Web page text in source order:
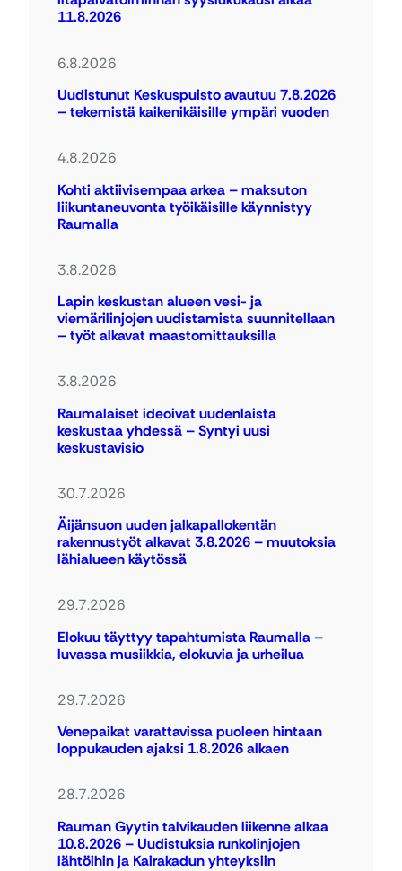
11.8.2026
6.8.2026
Uudistunut Keskuspuisto avautuu 7.8.2026
– tekemistä kaikenikäisille ympäri vuoden
4.8.2026
Kohti aktiivisempaa arkea – maksuton
liikuntaneuvonta työikäisille käynnistyy
Raumalla
3.8.2026
Lapin keskustan alueen vesi- ja
viemärilinjojen uudistamista suunnitellaan
– työt alkavat maastomittauksilla
3.8.2026
Raumalaiset ideoivat uudenlaista
keskustaa yhdessä – Syntyi uusi
keskustavisio
30.7.2026
Äijänsuon uuden jalkapallokentän
rakennustyöt alkavat 3.8.2026 – muutoksia
lähialueen käytössä
29.7.2026
Elokuu täyttyy tapahtumista Raumalla –
luvassa musiikkia, elokuvia ja urheilua
29.7.2026
Venepaikat varattavissa puoleen hintaan
loppukauden ajaksi 1.8.2026 alkaen
28.7.2026
Rauman Gyytin talvikauden liikenne alkaa
10.8.2026 – Uudistuksia runkolinjojen
lähtöihin ja Kairakadun yhteyksiin